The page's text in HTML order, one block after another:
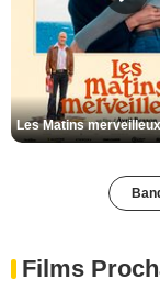
Films